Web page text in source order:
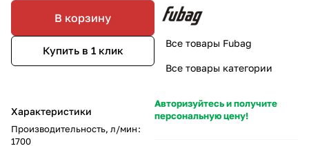
В корзину
Купить в 1 клик
Характеристики
Производительность, л/мин:
1700
Все товары Fubag
Все товары категории
Авторизуйтесь и получите
персональную цену!